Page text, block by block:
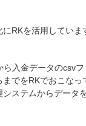
RKを活用していま
入金データのcsv
でをRKでおこなっ
ステムからデータ